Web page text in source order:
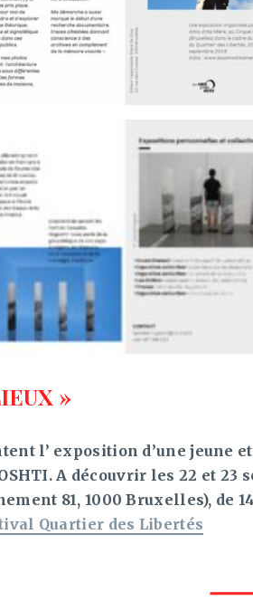
»
l’ exposition d’une jeune
A découvrir les 22 et 23
81, 1000 Bruxelles), de
Quartier des Libertés